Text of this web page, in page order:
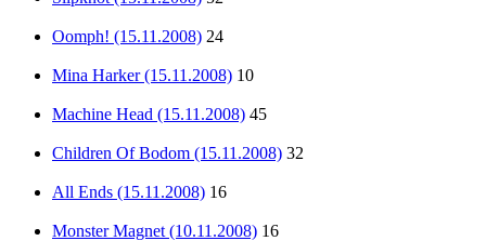
Oomph! (15.11.2008) 24
Mina Harker (15.11.2008) 10
Machine Head (15.11.2008) 45
Children Of Bodom (15.11.2008) 32
All Ends (15.11.2008) 16
Monster Magnet (10.11.2008) 16